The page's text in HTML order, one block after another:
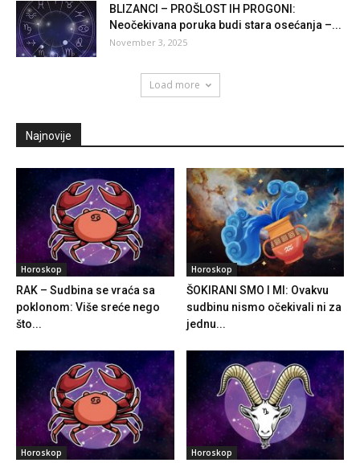
BLIZANCI – PROŠLOST IH PROGONI:
Neočekivana poruka budi stara osećanja –...
November 3, 2025
Load more
Najnovije
Horoskop
RAK – Sudbina se vraća sa
poklonom: Više sreće nego
što...
Horoskop
ŠOKIRANI SMO I MI: Ovakvu
sudbinu nismo očekivali ni za
jednu...
Horoskop Horoskop